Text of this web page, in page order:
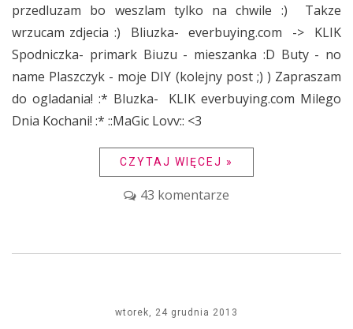
przedluzam bo weszlam tylko na chwile :) Takze
wrzucam zdjecia :) Bliuzka- everbuying.com -> KLIK
Spodniczka- primark Biuzu - mieszanka :D Buty - no
name Plaszczyk - moje DIY (kolejny post ;) ) Zapraszam
do ogladania! :* Bluzka- KLIK everbuying.com Milego
Dnia Kochani! :* ::MaGic Lovv:: <3
CZYTAJ WIĘCEJ »
43 komentarze
wtorek, 24 grudnia 2013